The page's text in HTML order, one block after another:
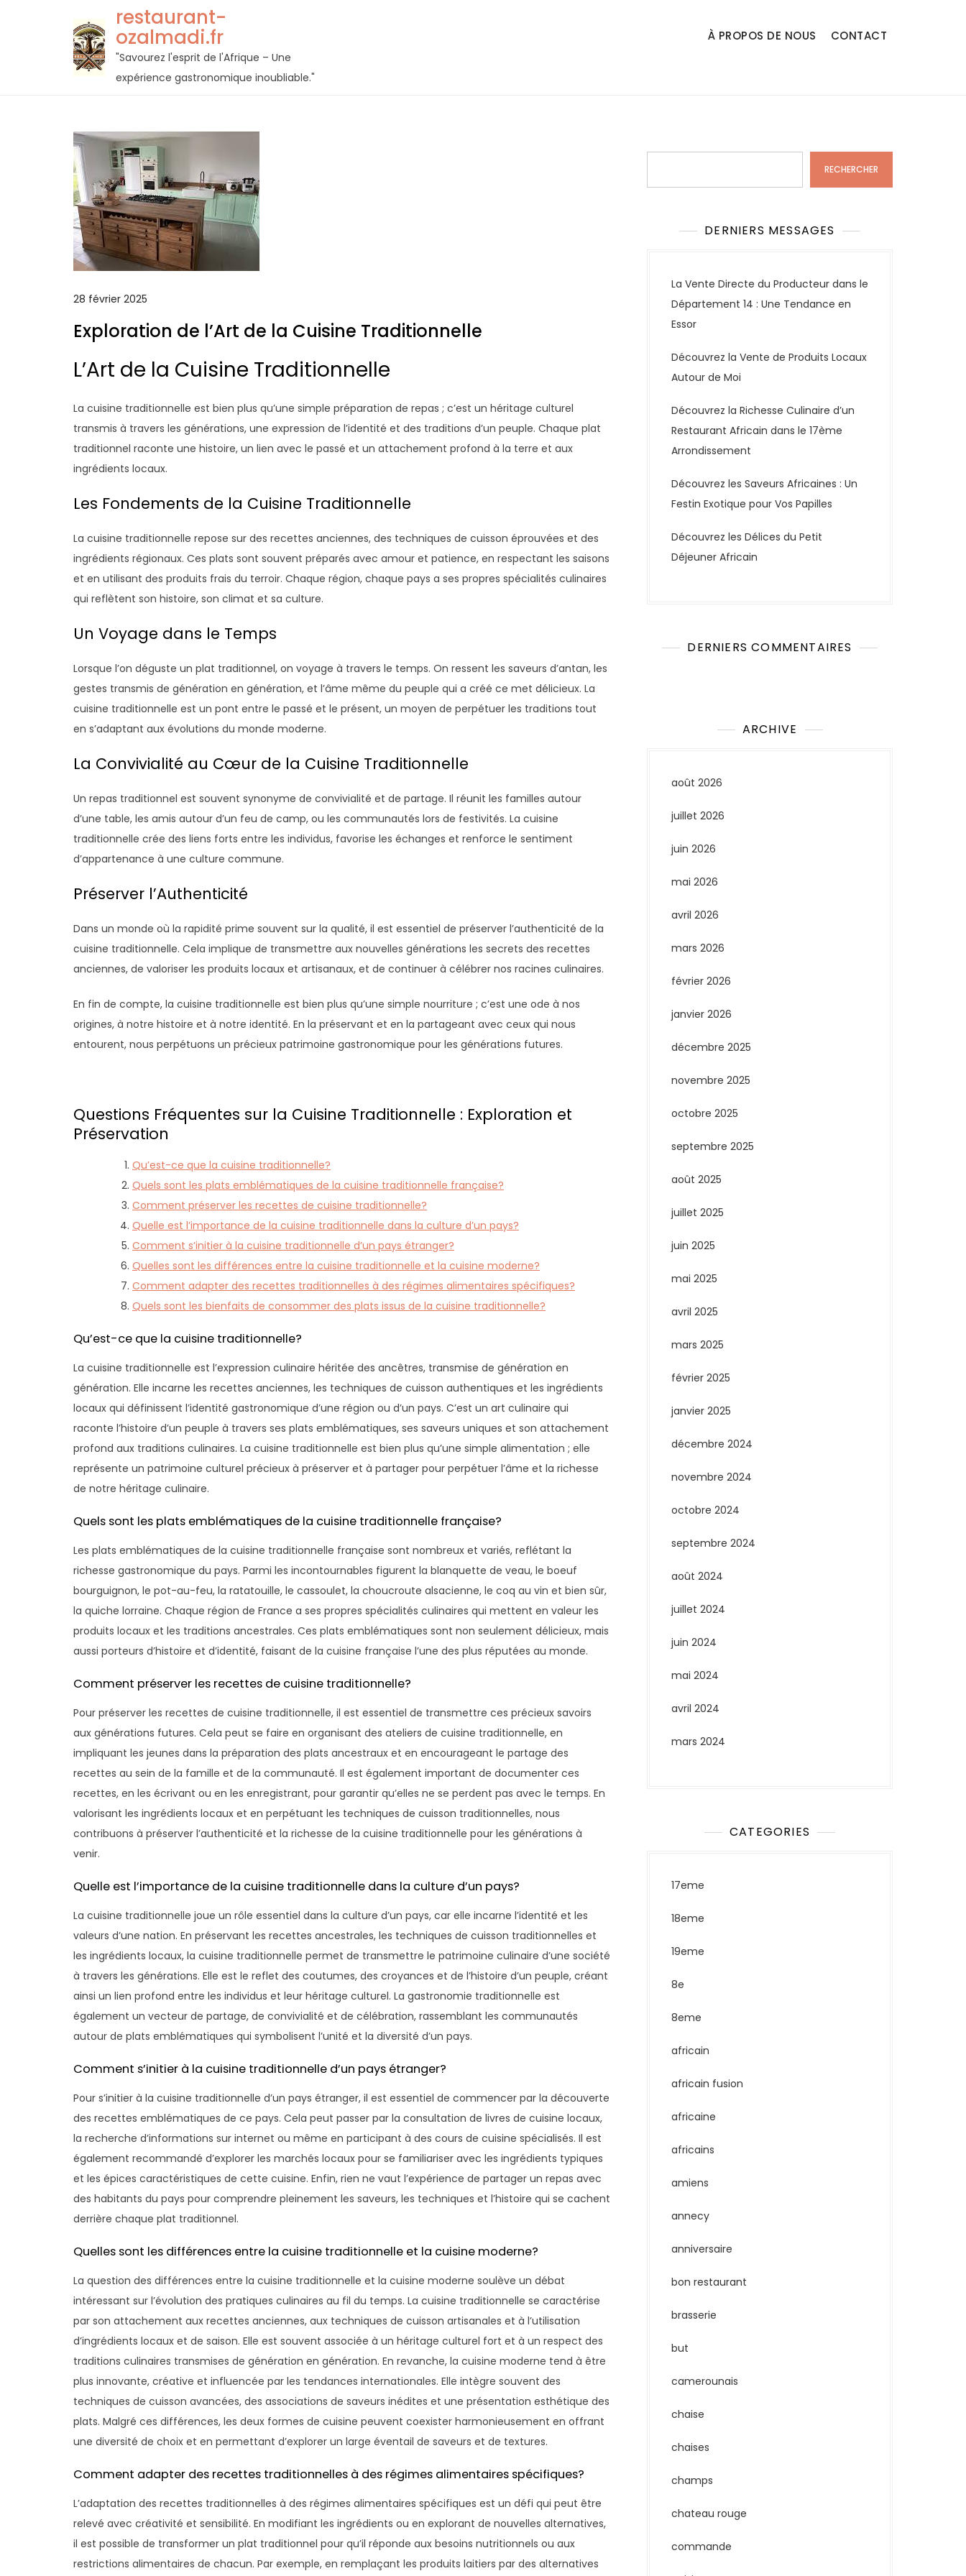
restaurant-
ozalmadi.fr
"Savourez l'esprit de l'Afrique – Une
expérience gastronomique inoubliable."
À PROPOS DE NOUS CONTACT
28 février 2025
Exploration de l’Art de la Cuisine Traditionnelle
L’Art de la Cuisine Traditionnelle
La cuisine traditionnelle est bien plus qu’une simple préparation de repas ; c’est un héritage culturel
transmis à travers les générations, une expression de l’identité et des traditions d’un peuple. Chaque plat
traditionnel raconte une histoire, un lien avec le passé et un attachement profond à la terre et aux
ingrédients locaux.
Les Fondements de la Cuisine Traditionnelle
La cuisine traditionnelle repose sur des recettes anciennes, des techniques de cuisson éprouvées et des
ingrédients régionaux. Ces plats sont souvent préparés avec amour et patience, en respectant les saisons
et en utilisant des produits frais du terroir. Chaque région, chaque pays a ses propres spécialités culinaires
qui reflètent son histoire, son climat et sa culture.
Un Voyage dans le Temps
Lorsque l’on déguste un plat traditionnel, on voyage à travers le temps. On ressent les saveurs d’antan, les
gestes transmis de génération en génération, et l’âme même du peuple qui a créé ce met délicieux. La
cuisine traditionnelle est un pont entre le passé et le présent, un moyen de perpétuer les traditions tout
en s’adaptant aux évolutions du monde moderne.
La Convivialité au Cœur de la Cuisine Traditionnelle
Un repas traditionnel est souvent synonyme de convivialité et de partage. Il réunit les familles autour
d’une table, les amis autour d’un feu de camp, ou les communautés lors de festivités. La cuisine
traditionnelle crée des liens forts entre les individus, favorise les échanges et renforce le sentiment
d’appartenance à une culture commune.
Préserver l’Authenticité
Dans un monde où la rapidité prime souvent sur la qualité, il est essentiel de préserver l’authenticité de la
cuisine traditionnelle. Cela implique de transmettre aux nouvelles générations les secrets des recettes
anciennes, de valoriser les produits locaux et artisanaux, et de continuer à célébrer nos racines culinaires.
En fin de compte, la cuisine traditionnelle est bien plus qu’une simple nourriture ; c’est une ode à nos
origines, à notre histoire et à notre identité. En la préservant et en la partageant avec ceux qui nous
entourent, nous perpétuons un précieux patrimoine gastronomique pour les générations futures.
Questions Fréquentes sur la Cuisine Traditionnelle : Exploration et
Préservation
Qu’est-ce que la cuisine traditionnelle?
Quels sont les plats emblématiques de la cuisine traditionnelle française?
Comment préserver les recettes de cuisine traditionnelle?
Quelle est l’importance de la cuisine traditionnelle dans la culture d’un pays?
Comment s’initier à la cuisine traditionnelle d’un pays étranger?
Quelles sont les différences entre la cuisine traditionnelle et la cuisine moderne?
Comment adapter des recettes traditionnelles à des régimes alimentaires spécifiques?
Quels sont les bienfaits de consommer des plats issus de la cuisine traditionnelle?
Qu’est-ce que la cuisine traditionnelle?
La cuisine traditionnelle est l’expression culinaire héritée des ancêtres, transmise de génération en
génération. Elle incarne les recettes anciennes, les techniques de cuisson authentiques et les ingrédients
locaux qui définissent l’identité gastronomique d’une région ou d’un pays. C’est un art culinaire qui
raconte l’histoire d’un peuple à travers ses plats emblématiques, ses saveurs uniques et son attachement
profond aux traditions culinaires. La cuisine traditionnelle est bien plus qu’une simple alimentation ; elle
représente un patrimoine culturel précieux à préserver et à partager pour perpétuer l’âme et la richesse
de notre héritage culinaire.
Quels sont les plats emblématiques de la cuisine traditionnelle française?
Les plats emblématiques de la cuisine traditionnelle française sont nombreux et variés, reflétant la
richesse gastronomique du pays. Parmi les incontournables figurent la blanquette de veau, le boeuf
bourguignon, le pot-au-feu, la ratatouille, le cassoulet, la choucroute alsacienne, le coq au vin et bien sûr,
la quiche lorraine. Chaque région de France a ses propres spécialités culinaires qui mettent en valeur les
produits locaux et les traditions ancestrales. Ces plats emblématiques sont non seulement délicieux, mais
aussi porteurs d’histoire et d’identité, faisant de la cuisine française l’une des plus réputées au monde.
Comment préserver les recettes de cuisine traditionnelle?
Pour préserver les recettes de cuisine traditionnelle, il est essentiel de transmettre ces précieux savoirs
aux générations futures. Cela peut se faire en organisant des ateliers de cuisine traditionnelle, en
impliquant les jeunes dans la préparation des plats ancestraux et en encourageant le partage des
recettes au sein de la famille et de la communauté. Il est également important de documenter ces
recettes, en les écrivant ou en les enregistrant, pour garantir qu’elles ne se perdent pas avec le temps. En
valorisant les ingrédients locaux et en perpétuant les techniques de cuisson traditionnelles, nous
contribuons à préserver l’authenticité et la richesse de la cuisine traditionnelle pour les générations à
venir.
Quelle est l’importance de la cuisine traditionnelle dans la culture d’un pays?
La cuisine traditionnelle joue un rôle essentiel dans la culture d’un pays, car elle incarne l’identité et les
valeurs d’une nation. En préservant les recettes ancestrales, les techniques de cuisson traditionnelles et
les ingrédients locaux, la cuisine traditionnelle permet de transmettre le patrimoine culinaire d’une société
à travers les générations. Elle est le reflet des coutumes, des croyances et de l’histoire d’un peuple, créant
ainsi un lien profond entre les individus et leur héritage culturel. La gastronomie traditionnelle est
également un vecteur de partage, de convivialité et de célébration, rassemblant les communautés
autour de plats emblématiques qui symbolisent l’unité et la diversité d’un pays.
Comment s’initier à la cuisine traditionnelle d’un pays étranger?
Pour s’initier à la cuisine traditionnelle d’un pays étranger, il est essentiel de commencer par la découverte
des recettes emblématiques de ce pays. Cela peut passer par la consultation de livres de cuisine locaux,
la recherche d’informations sur internet ou même en participant à des cours de cuisine spécialisés. Il est
également recommandé d’explorer les marchés locaux pour se familiariser avec les ingrédients typiques
et les épices caractéristiques de cette cuisine. Enfin, rien ne vaut l’expérience de partager un repas avec
des habitants du pays pour comprendre pleinement les saveurs, les techniques et l’histoire qui se cachent
derrière chaque plat traditionnel.
Quelles sont les différences entre la cuisine traditionnelle et la cuisine moderne?
La question des différences entre la cuisine traditionnelle et la cuisine moderne soulève un débat
intéressant sur l’évolution des pratiques culinaires au fil du temps. La cuisine traditionnelle se caractérise
par son attachement aux recettes anciennes, aux techniques de cuisson artisanales et à l’utilisation
d’ingrédients locaux et de saison. Elle est souvent associée à un héritage culturel fort et à un respect des
traditions culinaires transmises de génération en génération. En revanche, la cuisine moderne tend à être
plus innovante, créative et influencée par les tendances internationales. Elle intègre souvent des
techniques de cuisson avancées, des associations de saveurs inédites et une présentation esthétique des
plats. Malgré ces différences, les deux formes de cuisine peuvent coexister harmonieusement en offrant
une diversité de choix et en permettant d’explorer un large éventail de saveurs et de textures.
Comment adapter des recettes traditionnelles à des régimes alimentaires spécifiques?
L’adaptation des recettes traditionnelles à des régimes alimentaires spécifiques est un défi qui peut être
relevé avec créativité et sensibilité. En modifiant les ingrédients ou en explorant de nouvelles alternatives,
il est possible de transformer un plat traditionnel pour qu’il réponde aux besoins nutritionnels ou aux
restrictions alimentaires de chacun. Par exemple, en remplaçant les produits laitiers par des alternatives
RECHERCHER
DERNIERS MESSAGES
La Vente Directe du Producteur dans le
Département 14 : Une Tendance en
Essor
Découvrez la Vente de Produits Locaux
Autour de Moi
Découvrez la Richesse Culinaire d’un
Restaurant Africain dans le 17ème
Arrondissement
Découvrez les Saveurs Africaines : Un
Festin Exotique pour Vos Papilles
Découvrez les Délices du Petit
Déjeuner Africain
DERNIERS COMMENTAIRES
ARCHIVE
août 2026
juillet 2026
juin 2026
mai 2026
avril 2026
mars 2026
février 2026
janvier 2026
décembre 2025
novembre 2025
octobre 2025
septembre 2025
août 2025
juillet 2025
juin 2025
mai 2025
avril 2025
mars 2025
février 2025
janvier 2025
décembre 2024
novembre 2024
octobre 2024
septembre 2024
août 2024
juillet 2024
juin 2024
mai 2024
avril 2024
mars 2024
CATEGORIES
17eme
18eme
19eme
8e
8eme
africain
africain fusion
africaine
africains
amiens
annecy
anniversaire
bon restaurant
brasserie
but
camerounais
chaise
chaises
champs
chateau rouge
commande